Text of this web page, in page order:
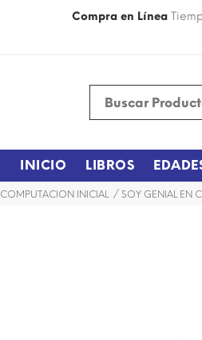
Compra en Línea
INICIO LIBROS
COMPUTACION INICIAL SOY GENIAL EN